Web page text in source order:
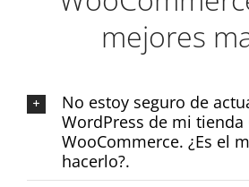
mejores
No estoy seguro de
WordPress de mi tienda
WooCommerce. ¿Es el
hacerlo?.